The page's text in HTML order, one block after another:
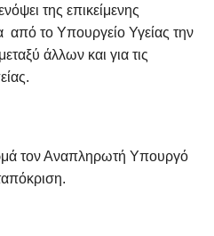
της επικείμενης
από το Υπουργείο Υγείας την
άλλων και για τις
τον Αναπληρωτή Υπουργό